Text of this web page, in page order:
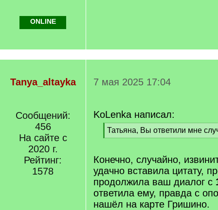
ONLINE
Tanya_altayka
Сообщений:
456
На сайте с
2020 г.
Рейтинг:
1578
7 мая 2025 17:04
KoLenka написал:
[
q
Татьяна, Вы ответили мне
[
q
]
Конечно, случайно,
удачно вставила цитату,
продолжила ваш диалог с
ответила ему, правда с
нашёл на карте Гришино.